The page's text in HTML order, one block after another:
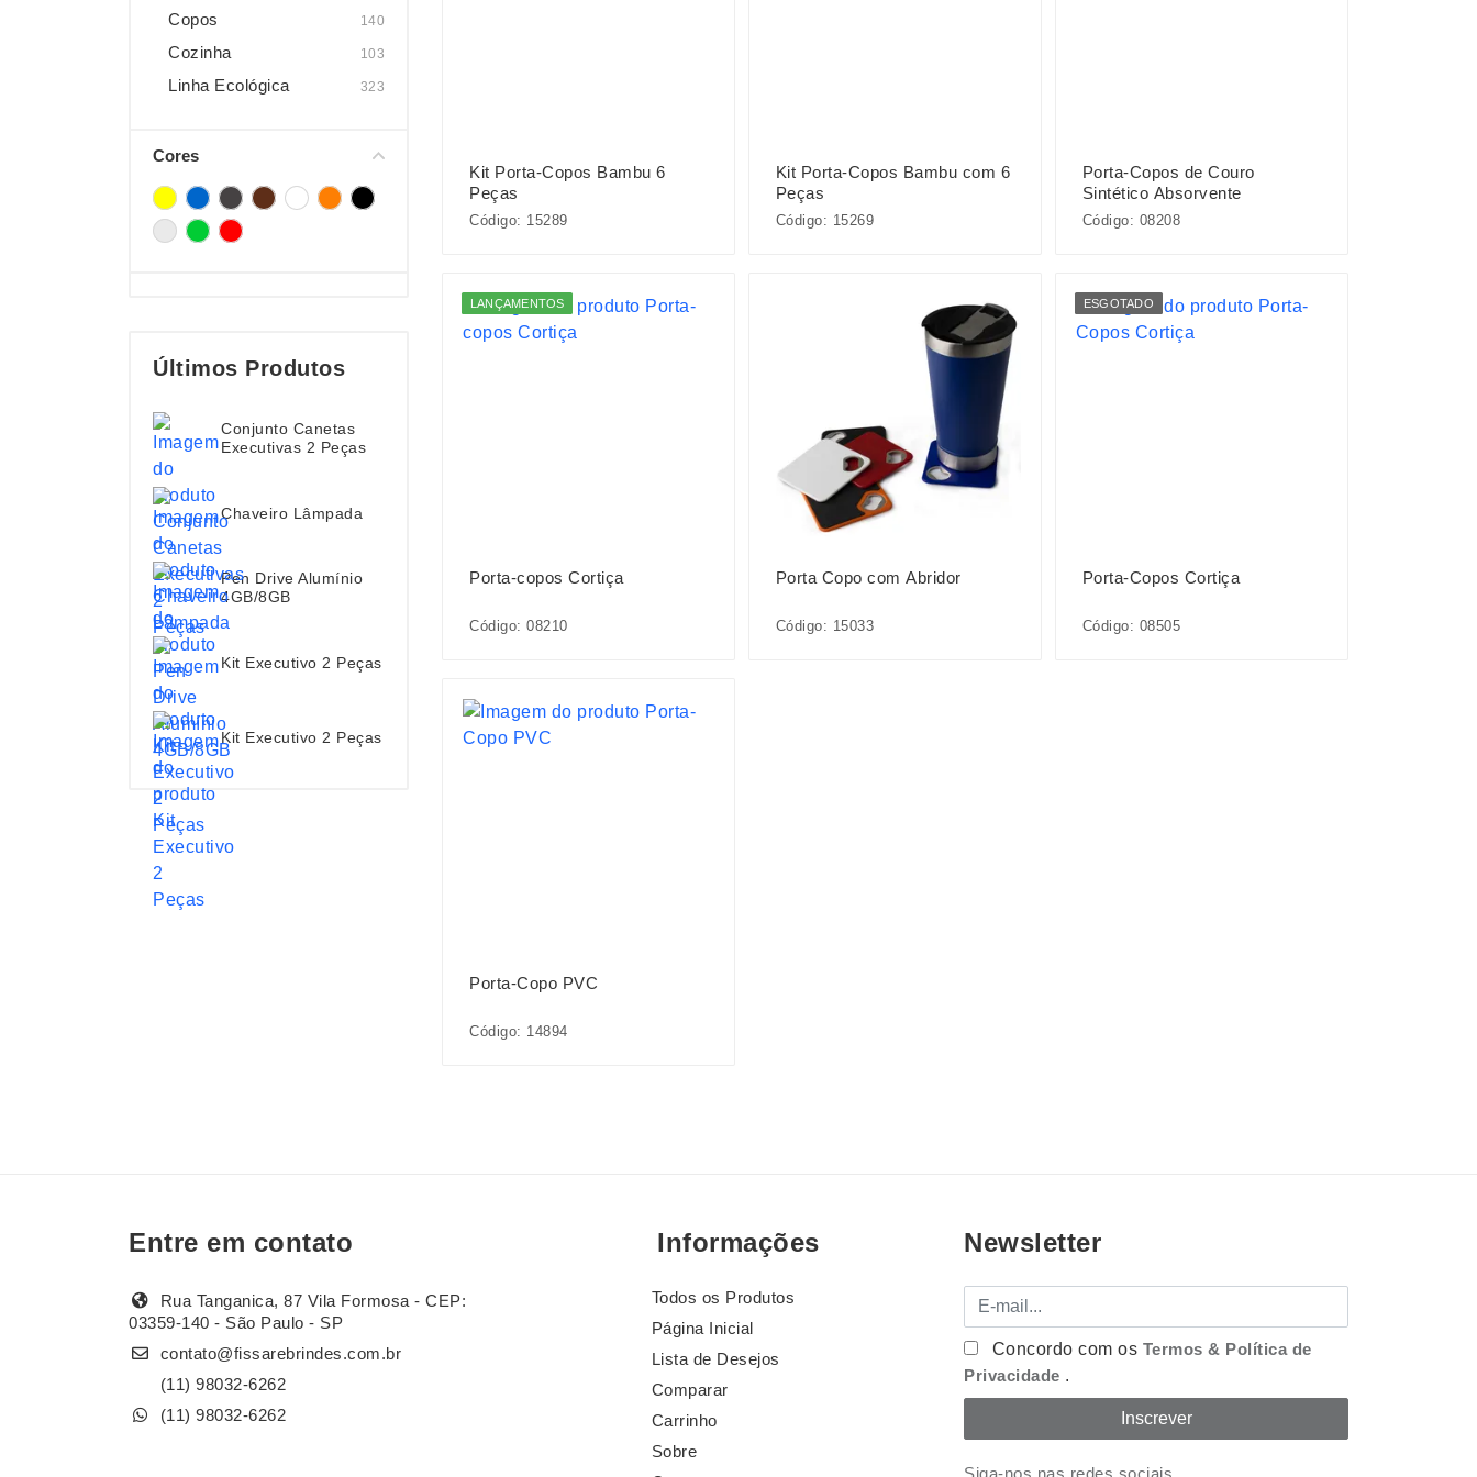
Copos 140
Cozinha 103
Linha Ecológica 323
Cores
Últimos Produtos
Conjunto Canetas
Executivas 2 Peças
Chaveiro Lâmpada
Pen Drive Alumínio
4GB/8GB
Kit Executivo 2 Peças
Kit Executivo 2 Peças
Kit Porta-Copos Bambu 6
Peças
Código: 15289
Kit Porta-Copos Bambu com 6
Peças
Código: 15269
Porta-Copos de Couro
Sintético Absorvente
Código: 08208
LANÇAMENTOS
Porta-copos Cortiça
Código: 08210
Porta Copo com Abridor
Código: 15033
ESGOTADO
Porta-Copos Cortiça
Código: 08505
Porta-Copo PVC
Código: 14894
Entre em contato
Rua Tanganica, 87 Vila Formosa - CEP:
03359-140 - São Paulo - SP
contato@fissarebrindes.com.br
(11) 98032-6262
(11) 98032-6262
Informações
Todos os Produtos
Página Inicial
Lista de Desejos
Comparar
Carrinho
Sobre
Newsletter
E-mail
Concordo com os Termos & Política de
Privacidade .